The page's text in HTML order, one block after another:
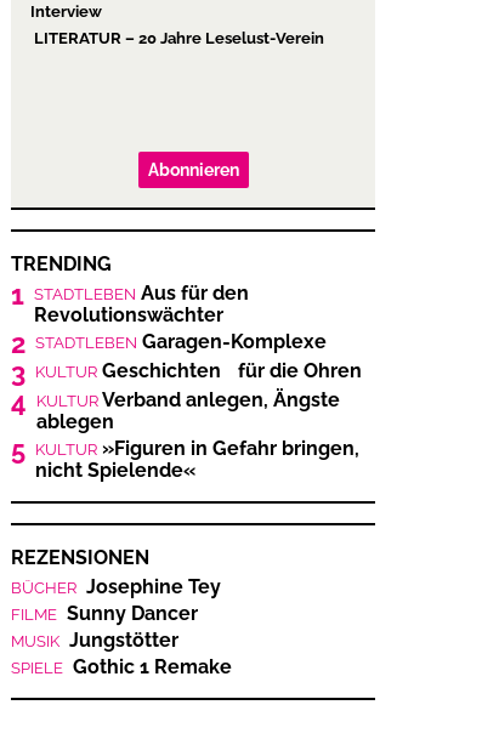
Interview
LITERATUR – 20 Jahre Leselust-Verein
Abonnieren
TRENDING
1 STADTLEBEN Aus für den
Revolutionswächter
2 STADTLEBEN Garagen-Komplexe
3 KULTUR Geschichten für die Ohren
4 KULTUR Verband anlegen, Ängste
ablegen
5 KULTUR »Figuren in Gefahr bringen,
nicht Spielende«
REZENSIONEN
BÜCHER Josephine Tey
FILME Sunny Dancer
MUSIK Jungstötter
SPIELE Gothic 1 Remake